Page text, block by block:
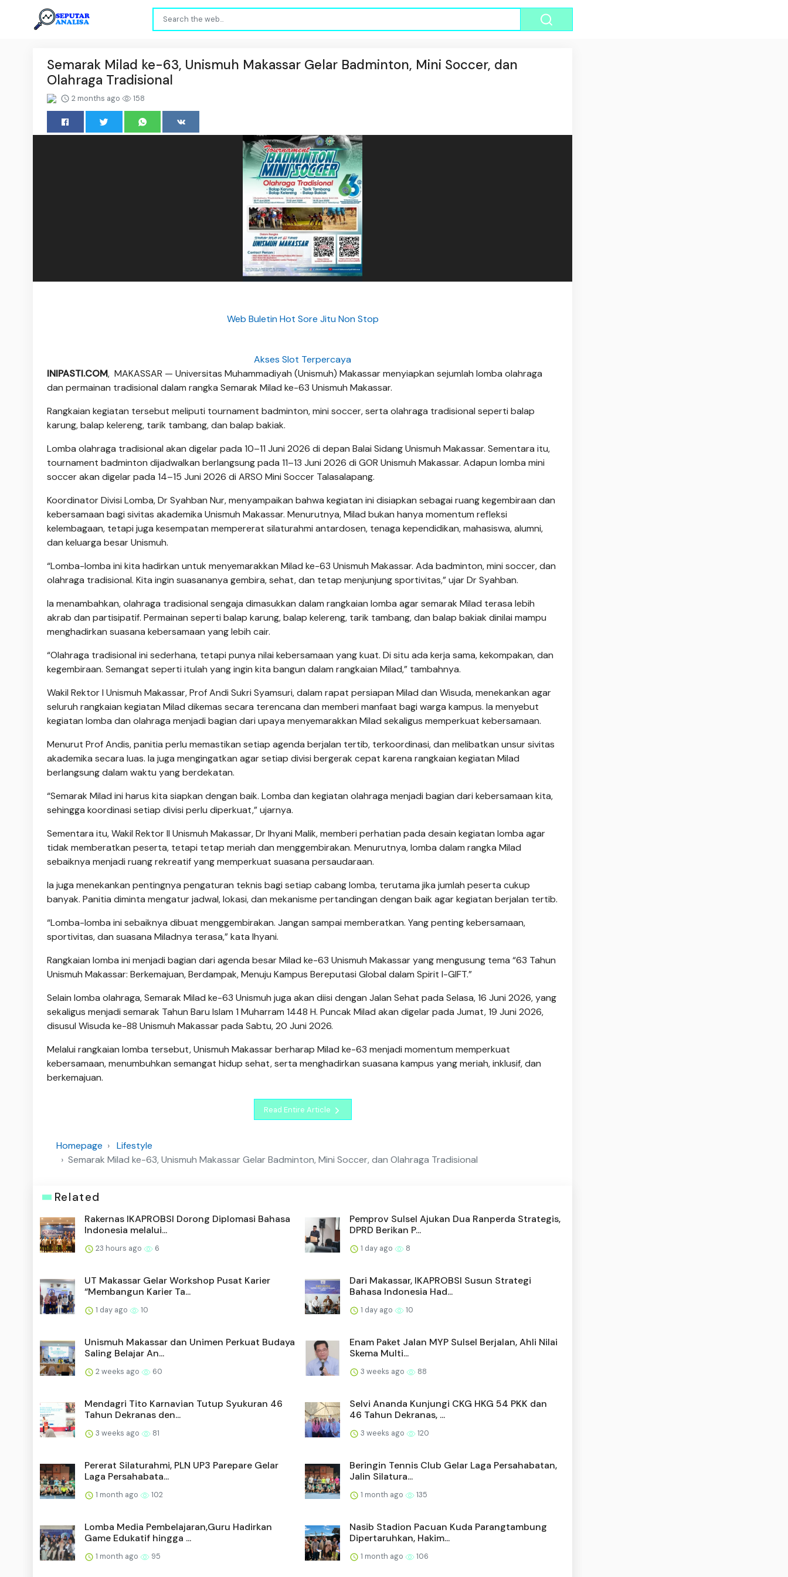
Semarak Milad ke-63, Unismuh Makassar Gelar Badminton, Mini Soccer, dan
Olahraga Tradisional
2 months ago 158
Web Buletin Hot Sore Jitu Non Stop
Akses Slot Terpercaya
INIPASTI.COM, MAKASSAR — Universitas Muhammadiyah (Unismuh) Makassar menyiapkan sejumlah lomba olahraga
dan permainan tradisional dalam rangka Semarak Milad ke-63 Unismuh Makassar.
Rangkaian kegiatan tersebut meliputi tournament badminton, mini soccer, serta olahraga tradisional seperti balap
karung, balap kelereng, tarik tambang, dan balap bakiak.
Lomba olahraga tradisional akan digelar pada 10–11 Juni 2026 di depan Balai Sidang Unismuh Makassar. Sementara itu,
tournament badminton dijadwalkan berlangsung pada 11–13 Juni 2026 di GOR Unismuh Makassar. Adapun lomba mini
soccer akan digelar pada 14–15 Juni 2026 di ARSO Mini Soccer Talasalapang.
Koordinator Divisi Lomba, Dr Syahban Nur, menyampaikan bahwa kegiatan ini disiapkan sebagai ruang kegembiraan dan
kebersamaan bagi sivitas akademika Unismuh Makassar. Menurutnya, Milad bukan hanya momentum refleksi
kelembagaan, tetapi juga kesempatan mempererat silaturahmi antardosen, tenaga kependidikan, mahasiswa, alumni,
dan keluarga besar Unismuh.
“Lomba-lomba ini kita hadirkan untuk menyemarakkan Milad ke-63 Unismuh Makassar. Ada badminton, mini soccer, dan
olahraga tradisional. Kita ingin suasananya gembira, sehat, dan tetap menjunjung sportivitas,” ujar Dr Syahban.
Ia menambahkan, olahraga tradisional sengaja dimasukkan dalam rangkaian lomba agar semarak Milad terasa lebih
akrab dan partisipatif. Permainan seperti balap karung, balap kelereng, tarik tambang, dan balap bakiak dinilai mampu
menghadirkan suasana kebersamaan yang lebih cair.
“Olahraga tradisional ini sederhana, tetapi punya nilai kebersamaan yang kuat. Di situ ada kerja sama, kekompakan, dan
kegembiraan. Semangat seperti itulah yang ingin kita bangun dalam rangkaian Milad,” tambahnya.
Wakil Rektor I Unismuh Makassar, Prof Andi Sukri Syamsuri, dalam rapat persiapan Milad dan Wisuda, menekankan agar
seluruh rangkaian kegiatan Milad dikemas secara terencana dan memberi manfaat bagi warga kampus. Ia menyebut
kegiatan lomba dan olahraga menjadi bagian dari upaya menyemarakkan Milad sekaligus memperkuat kebersamaan.
Menurut Prof Andis, panitia perlu memastikan setiap agenda berjalan tertib, terkoordinasi, dan melibatkan unsur sivitas
akademika secara luas. Ia juga mengingatkan agar setiap divisi bergerak cepat karena rangkaian kegiatan Milad
berlangsung dalam waktu yang berdekatan.
“Semarak Milad ini harus kita siapkan dengan baik. Lomba dan kegiatan olahraga menjadi bagian dari kebersamaan kita,
sehingga koordinasi setiap divisi perlu diperkuat,” ujarnya.
Sementara itu, Wakil Rektor II Unismuh Makassar, Dr Ihyani Malik, memberi perhatian pada desain kegiatan lomba agar
tidak memberatkan peserta, tetapi tetap meriah dan menggembirakan. Menurutnya, lomba dalam rangka Milad
sebaiknya menjadi ruang rekreatif yang memperkuat suasana persaudaraan.
Ia juga menekankan pentingnya pengaturan teknis bagi setiap cabang lomba, terutama jika jumlah peserta cukup
banyak. Panitia diminta mengatur jadwal, lokasi, dan mekanisme pertandingan dengan baik agar kegiatan berjalan tertib.
“Lomba-lomba ini sebaiknya dibuat menggembirakan. Jangan sampai memberatkan. Yang penting kebersamaan,
sportivitas, dan suasana Miladnya terasa,” kata Ihyani.
Rangkaian lomba ini menjadi bagian dari agenda besar Milad ke-63 Unismuh Makassar yang mengusung tema “63 Tahun
Unismuh Makassar: Berkemajuan, Berdampak, Menuju Kampus Bereputasi Global dalam Spirit I-GIFT.”
Selain lomba olahraga, Semarak Milad ke-63 Unismuh juga akan diisi dengan Jalan Sehat pada Selasa, 16 Juni 2026, yang
sekaligus menjadi semarak Tahun Baru Islam 1 Muharram 1448 H. Puncak Milad akan digelar pada Jumat, 19 Juni 2026,
disusul Wisuda ke-88 Unismuh Makassar pada Sabtu, 20 Juni 2026.
Melalui rangkaian lomba tersebut, Unismuh Makassar berharap Milad ke-63 menjadi momentum memperkuat
kebersamaan, menumbuhkan semangat hidup sehat, serta menghadirkan suasana kampus yang meriah, inklusif, dan
berkemajuan.
Read Entire Article
Homepage
Lifestyle
Semarak Milad ke-63, Unismuh Makassar Gelar Badminton, Mini Soccer, dan Olahraga Tradisional
Related
Rakernas IKAPROBSI Dorong Diplomasi Bahasa
Indonesia melalui...
23 hours ago 6
Pemprov Sulsel Ajukan Dua Ranperda Strategis,
DPRD Berikan P...
1 day ago 8
UT Makassar Gelar Workshop Pusat Karier
“Membangun Karier Ta...
1 day ago 10
Dari Makassar, IKAPROBSI Susun Strategi
Bahasa Indonesia Had...
1 day ago 10
Unismuh Makassar dan Unimen Perkuat Budaya
Saling Belajar An...
2 weeks ago 60
Enam Paket Jalan MYP Sulsel Berjalan, Ahli Nilai
Skema Multi...
3 weeks ago 88
Mendagri Tito Karnavian Tutup Syukuran 46
Tahun Dekranas den...
3 weeks ago 81
Selvi Ananda Kunjungi CKG HKG 54 PKK dan
46 Tahun Dekranas, ...
3 weeks ago 120
Pererat Silaturahmi, PLN UP3 Parepare Gelar
Laga Persahabata...
1 month ago 102
Beringin Tennis Club Gelar Laga Persahabatan,
Jalin Silatura...
1 month ago 135
Lomba Media Pembelajaran,Guru Hadirkan
Game Edukatif hingga ...
1 month ago 95
Nasib Stadion Pacuan Kuda Parangtambung
Dipertaruhkan, Hakim...
1 month ago 106